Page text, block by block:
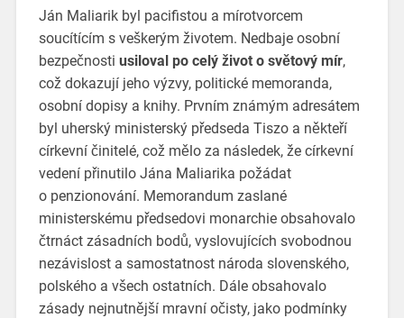
Ján Maliarik byl pacifistou a mírotvorcem
soucítícím s veškerým životem. Nedbaje osobní
bezpečnosti usiloval po celý život o světový mír,
což dokazují jeho výzvy, politické memoranda,
osobní dopisy a knihy. Prvním známým adresátem
byl uherský ministerský předseda Tiszo a někteří
církevní činitelé, což mělo za následek, že církevní
vedení přinutilo Jána Maliarika požádat
o penzionování. Memorandum zaslané
ministerskému předsedovi monarchie obsahovalo
čtrnáct zásadních bodů, vyslovujících svobodnou
nezávislost a samostatnost národa slovenského,
polského a všech ostatních. Dále obsahovalo
zásady nejnutnější mravní očisty, jako podmínky